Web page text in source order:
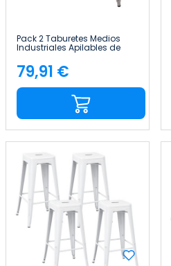
Pack 2 Taburetes Medios
Industriales Apilables de
Acero 43x43x76cm Thinia
Home
Precio
79,91 €